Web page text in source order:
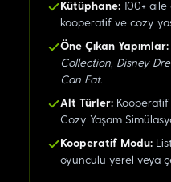
Kütüphane: 100+
kooperatif ve cozy
Öne Çıkan Yapımlar:
Collection, Disney
Can Eat.
Alt Türler: Kooperatif
Cozy Yaşam
Kooperatif Modu:
oyunculu yerel veya